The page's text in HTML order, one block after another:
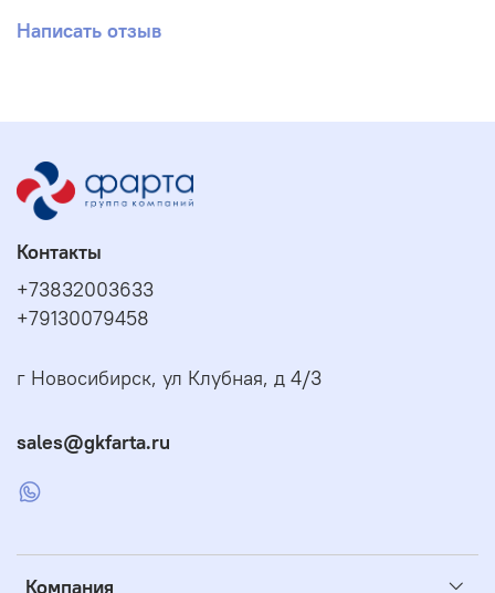
Написать отзыв
Компания
Контакты
+73832003633
+79130079458
г Новосибирск, ул Клубная, д 4/3
sales@gkfarta.ru